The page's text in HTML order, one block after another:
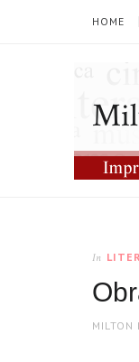
HOME
In
AUTHOR
MILTON